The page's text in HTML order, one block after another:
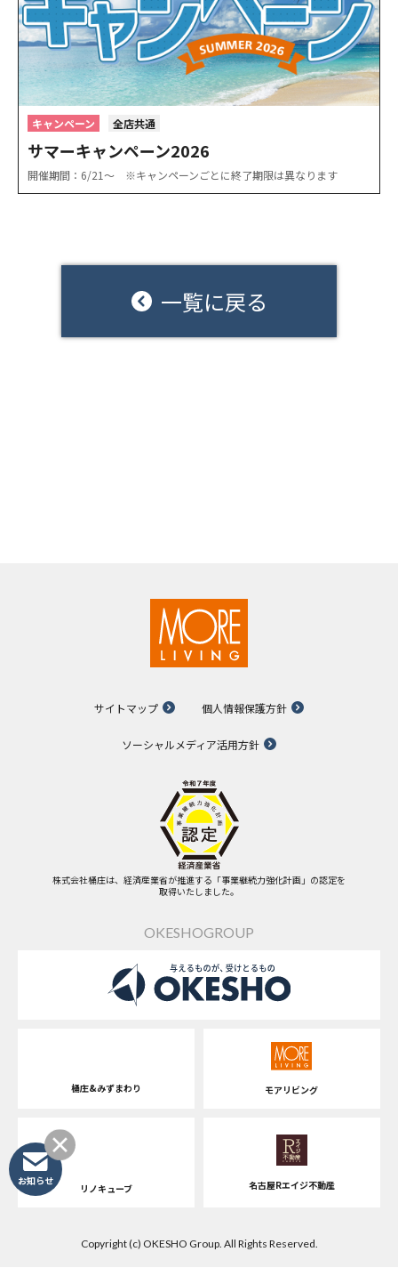
キャンペーン 全店共通
サマーキャンペーン2026
開催期間：6/21〜 ※キャンペーンごとに終了期限は異なります
一覧に戻る
サイトマップ 個人情報保護方針
ソーシャルメディア活用方針
株式会社桶庄は、経済産業省が推進する「事業継続力強化計画」の認定を
取得いたしました。
OKESHOGROUP
桶庄&みずまわり モアリビング
リノキューブ 名古屋Rエイジ不動産
Copyright (c) OKESHO Group. All Rights Reserved.
お知らせ